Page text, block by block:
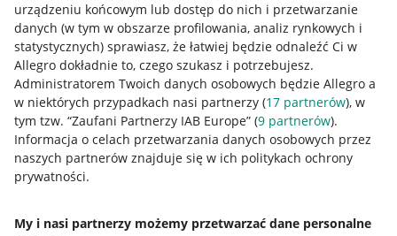
urządzeniu końcowym lub dostęp do nich i przetwarzanie
danych (w tym w obszarze profilowania, analiz rynkowych i
statystycznych) sprawiasz, że łatwiej będzie odnaleźć Ci w
Allegro dokładnie to, czego szukasz i potrzebujesz.
Administratorem Twoich danych osobowych będzie Allegro a
w niektórych przypadkach nasi partnerzy (17 partnerów), w
tym tzw. “Zaufani Partnerzy IAB Europe” (9 partnerów).
Informacja o celach przetwarzania danych osobowych przez
naszych partnerów znajduje się w ich politykach ochrony
prywatności.
My i nasi partnerzy możemy przetwarzać dane personalne
Przydatne informacje
Jak to działa